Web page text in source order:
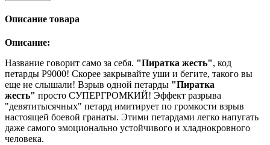
Описание товара
Описание:
Название говорит само за себя. "Пиратка жесть", код
петарды Р9000! Скорее закрывайте уши и бегите, такого вы
еще не слышали! Взрыв одной петарды "Пиратка
жесть" просто СУПЕРГРОМКИЙ! Эффект разрыва
"девятитысячных" петард имитирует по громкости взрыв
настоящей боевой гранаты. Этими петардами легко напугать
даже самого эмоционально устойчивого и хладнокровного
человека.